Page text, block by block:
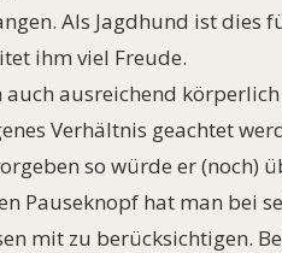
Als Jagdhund ist
ihm viel Freude.
ausreichend
Verhältnis geachtet
so würde er
Pauseknopf hat man bei
mit zu berücksichtigen.